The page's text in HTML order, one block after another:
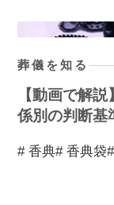
葬儀を知る
【動画で解
係別の判断基
# 香典# 香典袋